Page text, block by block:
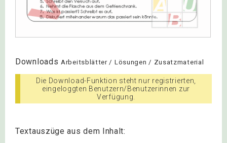
Downloads Arbeitsblätter / Lösungen / Zusatzmaterial
Die Download-Funktion steht nur registrierten,
eingeloggten Benutzern/Benutzerinnen zur
Verfügung.
Textauszüge aus dem Inhalt: